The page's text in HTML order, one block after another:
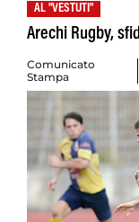
AL "VESTUTI"
Arechi Rugby,
Comunicato
Stampa